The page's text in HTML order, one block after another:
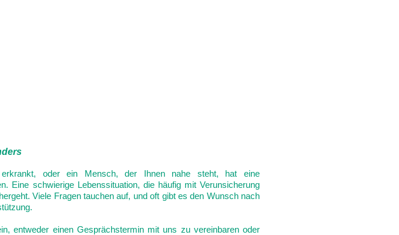
oder ein Mensch, der Ihnen nahe steht, hat eine
Eine schwierige Lebenssituation, die häufig mit Verunsicherung
Viele Fragen tauchen auf, und oft gibt es den Wunsch nach
entweder einen Gesprächstermin mit uns zu vereinbaren oder